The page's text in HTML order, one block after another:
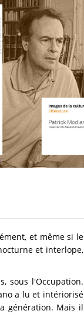
et même si le
et interlope,
sous l'Occupation.
a lu et intériorisé
génération. Mais il